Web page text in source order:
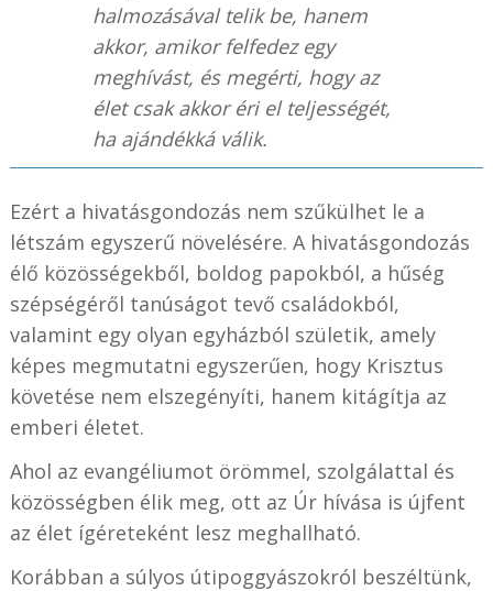
halmozásával telik be, hanem
akkor, amikor felfedez egy
meghívást, és megérti, hogy az
élet csak akkor éri el teljességét,
ha ajándékká válik.
Ezért a hivatásgondozás nem szűkülhet le a
létszám egyszerű növelésére. A hivatásgondozás
élő közösségekből, boldog papokból, a hűség
szépségéről tanúságot tevő családokból,
valamint egy olyan egyházból születik, amely
képes megmutatni egyszerűen, hogy Krisztus
követése nem elszegényíti, hanem kitágítja az
emberi életet.
Ahol az evangéliumot örömmel, szolgálattal és
közösségben élik meg, ott az Úr hívása is újfent
az élet ígéreteként lesz meghallható.
Korábban a súlyos útipoggyászokról beszéltünk,